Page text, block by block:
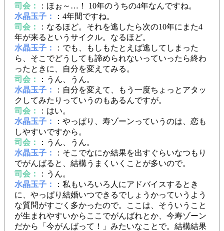
司会：
：ほぉ～…！ 10年のうちの4年なんですね。
水晶玉子：
：4年間ですね。
司会：
：なるほど。それを逃したら次の10年にまた4
年が来るというサイクル。なるほど。
水晶玉子：
：でも、もしもたとえば逃してしまった
ら、そこでどうしても諦められないっていったら終わ
ったときに、自分を変えてみる。
司会：
：うん、うん。
水晶玉子：
：自分を変えて、もう一度ちょっとアタッ
クしてみたりっていうのもあるんですが。
司会：
：はい。
水晶玉子：
：やっぱり、寿ゾーンっていうのは、恋も
しやすいですから。
司会：
：うん、うん。
水晶玉子：
：そこでなにか結果を出すぐらいなつもり
でがんばると、結構うまくいくことが多いので。
司会：
：うん。
水晶玉子：
：私もいろいろ人にアドバイスするとき
に、やっぱり結婚いつできるでしょうかっていうよう
な質問がすごく多かったので。ここは、そういうこと
が生まれやすいからここでがんばれとか、今寿ゾーン
だから「今がんばって！」みたいなことで。結構結果